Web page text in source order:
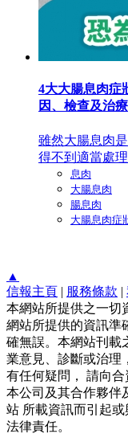
4大大腸息肉
因、檢查及治
雖然大腸息肉
得不到適當處
息肉
大腸息肉
腸息肉
大腸息肉症
▲
信報主頁 | 服務條款 |
本網站所提供之一切
網站所提供的資訊準
確無誤。本網站刊載
業意見、診斷或治理
有任何疑問， 請向合
本公司及其合作夥伴
站 所載資訊而引起
法律責任。